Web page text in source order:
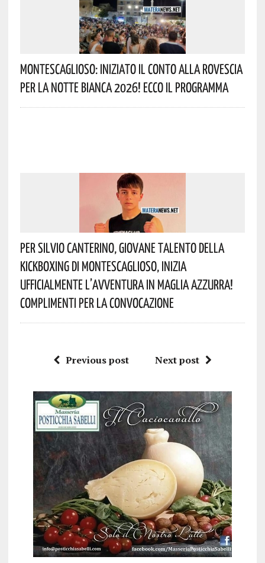
Montescaglioso: Iniziato Il Conto Alla Rovescia
Per La Notte Bianca 2026! Ecco Il Programma
Per Silvio Canterino, Giovane Talento Della
Kickboxing Di Montescaglioso, Inizia
Ufficialmente L’avventura In Maglia Azzurra!
Complimenti Per La Convocazione
Previous post Next post